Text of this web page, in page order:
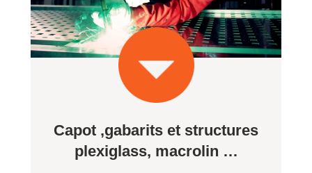
Capot ,gabarits et structures
plexiglass, macrolin …